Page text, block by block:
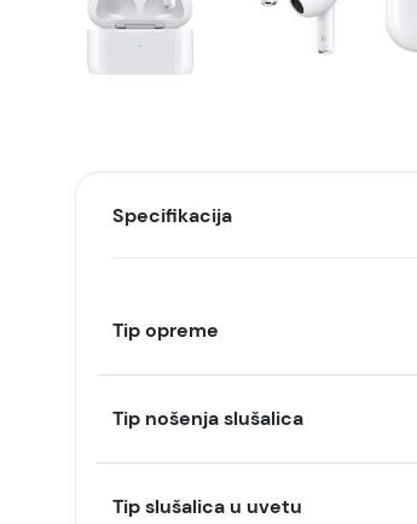
Specifikacija
Tip opreme
Tip nošenja slušalica
Tip slušalica u uvetu